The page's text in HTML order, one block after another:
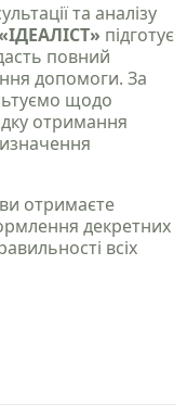
та аналізу
підготує
повний
допомоги. За
щодо
отримання
отримаєте
декретних
всіх